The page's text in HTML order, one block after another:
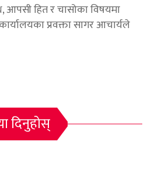
हित र चासोका विषयमा
प्रवक्ता सागर आचार्यले
दिनुहोस्